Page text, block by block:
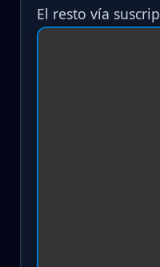
El resto vía